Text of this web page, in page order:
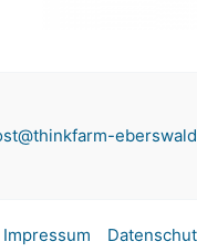
Impressum